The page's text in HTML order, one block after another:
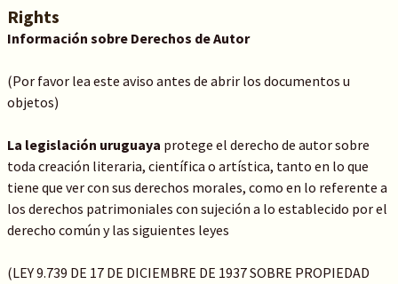
Rights
Información sobre Derechos de Autor
(Por favor lea este aviso antes de abrir los documentos u
objetos)
La legislación uruguaya protege el derecho de autor sobre
toda creación literaria, científica o artística, tanto en lo que
tiene que ver con sus derechos morales, como en lo referente a
los derechos patrimoniales con sujeción a lo establecido por el
derecho común y las siguientes leyes
(LEY 9.739 DE 17 DE DICIEMBRE DE 1937 SOBRE PROPIEDAD